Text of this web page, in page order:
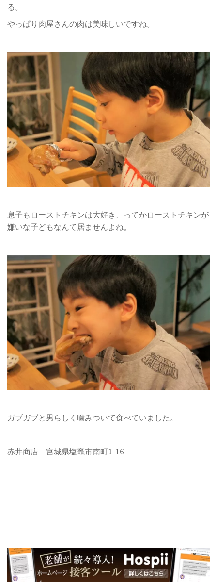
る。
やっぱり肉屋さんの肉は美味しいですね。
息子もローストチキンは大好き、ってかローストチキンが
嫌いな子どもなんて居ませんよね。
ガブガブと男らしく噛みついて食べていました。
赤井商店 宮城県塩竈市南町1-16